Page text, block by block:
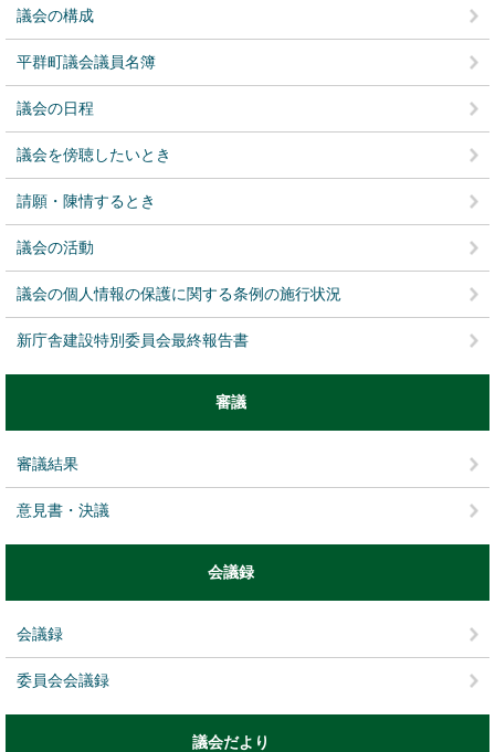
議会の構成
平群町議会議員名簿
議会の日程
議会を傍聴したいとき
請願・陳情するとき
議会の活動
議会の個人情報の保護に関する条例の施行状況
新庁舎建設特別委員会最終報告書
審議
審議結果
意見書・決議
会議録
会議録
委員会会議録
議会だより